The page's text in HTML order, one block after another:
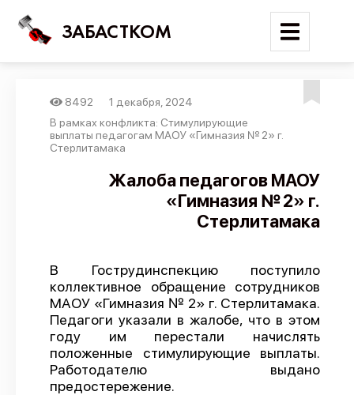
ЗАБАСТКОМ
Войти
Новости
Карта событий
Отчеты
Предложить публикацию
Справочник
API
8492
1 декабря, 2024
В рамках конфликта: Стимулирующие
выплаты педагогам МАОУ «Гимназия № 2» г.
Стерлитамака
Жалоба педагогов МАОУ
«Гимназия № 2» г.
Стерлитамака
В Гострудинспекцию поступило
коллективное обращение сотрудников
МАОУ «Гимназия № 2» г. Стерлитамака.
Педагоги указали в жалобе, что в этом
году им перестали начислять
положенные стимулирующие выплаты.
Работодателю выдано
предостережение.